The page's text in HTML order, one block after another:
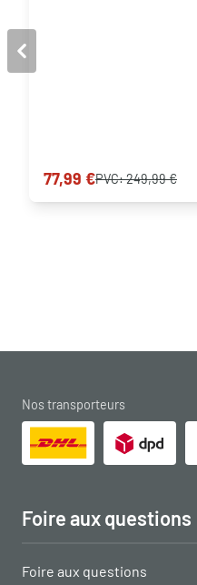
77,99 €PVC:249,99 €
Nos transporteurs
Foire aux questions
Foire aux questions